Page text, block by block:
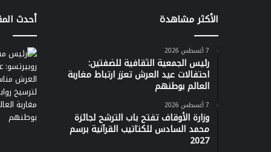
الأكثر مشاهدة
7 أغسطس 2026
رئيس الجمعية الثقافية للضفتين:
احتفالات عيد العرش تعزز ارتباط مغاربة
العالم بوطنهم
7 أغسطس 2026
وزارة الأوقاف تفتح باب الترشح لجائزة
محمد السادس للكتاتيب القرآنية برسم
2027
أحدث